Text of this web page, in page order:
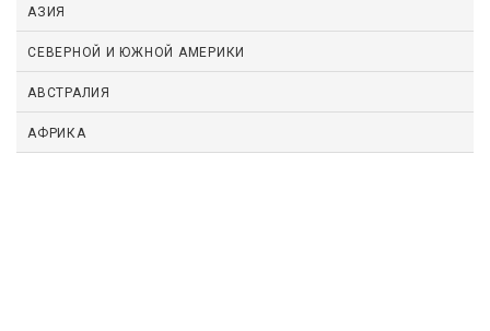
АЗИЯ
СЕВЕРНОЙ И ЮЖНОЙ АМЕРИКИ
АВСТРАЛИЯ
АФРИКА